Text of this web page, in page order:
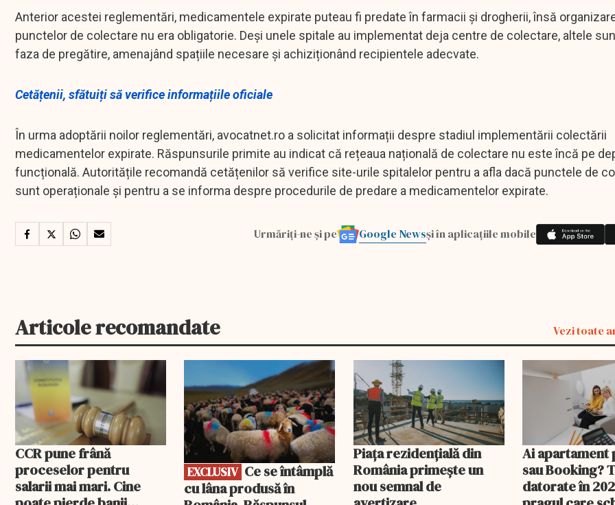
Anterior acestei reglementări, medicamentele expirate puteau fi predate în farmacii și drogherii, însă
punctelor de colectare nu era obligatorie. Deși unele spitale au implementat deja centre de colectare, altele
faza de pregătire, amenajând spațiile necesare și achiziționând recipientele adecvate.
Cetățenii, sfătuiți să verifice informațiile oficiale
În urma adoptării noilor reglementări, avocatnet.ro a solicitat informații despre stadiul implementării colectării
medicamentelor expirate. Răspunsurile primite au indicat că rețeaua națională de colectare nu este încă pe
funcțională. Autoritățile recomandă cetățenilor să verifice site-urile spitalelor pentru a afla dacă punctele de
sunt operaționale și pentru a se informa despre procedurile de predare a medicamentelor expirate.
Urmăriți-ne și pe Google Newsși în aplicațiile mobile
Articole recomandate Vezi toate
CCR pune frână
proceselor pentru
salarii mai mari. Cine
EXCLUSIV
EXCLUSIV
cu lâna produsă în
Piața rezidențială din
România primește un
nou semnal de
Ai apartament
sau Booking?
datorate în